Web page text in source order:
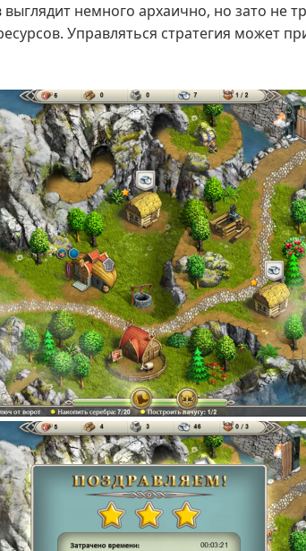
немного архаично, но зато не
Управляться стратегия может